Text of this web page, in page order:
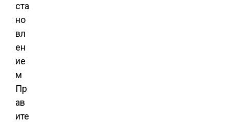
ста
но
вл
ен
ие
м
Пр
ав
ите